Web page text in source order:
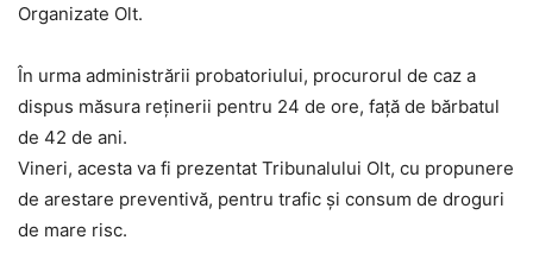
Organizate Olt.
În urma administrării probatoriului, procurorul de caz a
dispus măsura reţinerii pentru 24 de ore, faţă de bărbatul
de 42 de ani.
Vineri, acesta va fi prezentat Tribunalului Olt, cu propunere
de arestare preventivă, pentru trafic şi consum de droguri
de mare risc.